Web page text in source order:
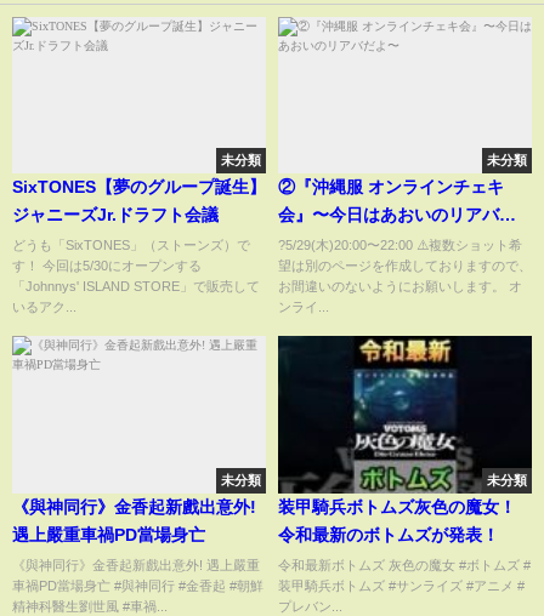
未分類
SixTONES【夢のグループ誕生】
ジャニーズJr.ドラフト会議
どうも「SixTONES」（ストーンズ）で
す！ 今回は5/30にオープンする
「Johnnys' ISLAND STORE」で販売して
いるアク...
未分類
②『沖縄服 オンラインチェキ
会』〜今日はあおいのリアバだ
よ〜
?5/29(木)20:00〜22:00 ⚠️複数ショット希
望は別のページを作成しておりますので、
お間違いのないようにお願いします。 オ
ンライ...
未分類
《與神同行》金香起新戲出意外!
遇上嚴重車禍PD當場身亡
《與神同行》金香起新戲出意外! 遇上嚴重
車禍PD當場身亡 #與神同行 #金香起 #朝鮮
精神科醫生劉世風 #車禍...
未分類
装甲騎兵ボトムズ灰色の魔女！
令和最新のボトムズが発表！
令和最新ボトムズ 灰色の魔女 #ボトムズ #
装甲騎兵ボトムズ #サンライズ #アニメ #
プレバン...